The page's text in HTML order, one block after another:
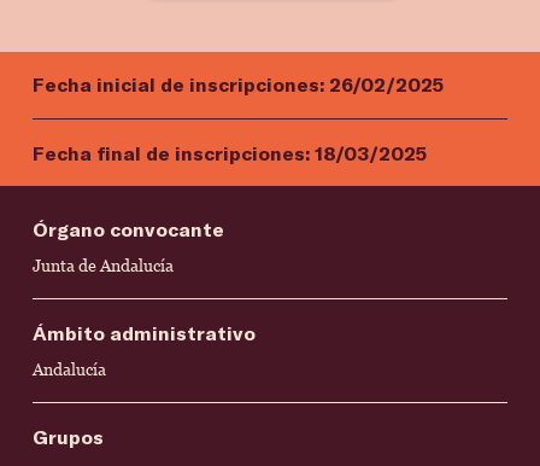
Fecha inicial de inscripciones: 26/02/2025
Fecha final de inscripciones: 18/03/2025
Órgano convocante
Junta de Andalucía
Ámbito administrativo
Andalucía
Grupos